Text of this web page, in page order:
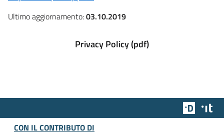
Ultimo aggiornamento:03.10.2019
Privacy Policy (pdf)
Team
CON IL CONTRIBUTO DI